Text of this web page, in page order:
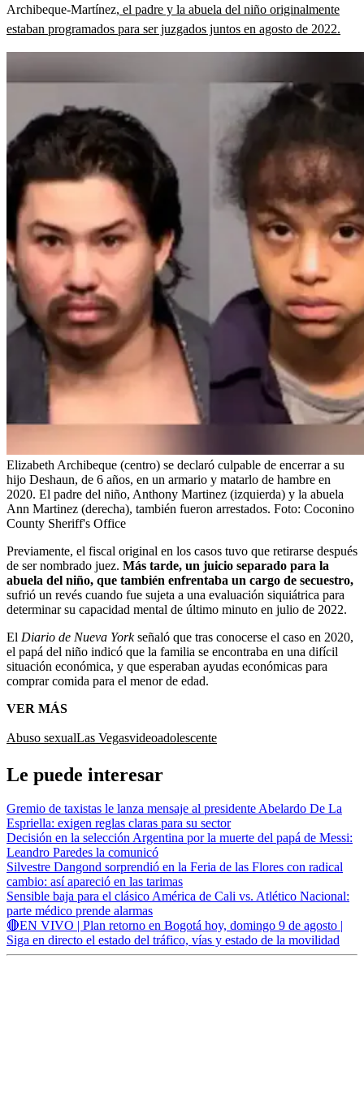
Archibeque-Martínez, el padre y la abuela del niño originalmente
estaban programados para ser juzgados juntos en agosto de 2022.
Elizabeth Archibeque (centro) se declaró culpable de encerrar a su
hijo Deshaun, de 6 años, en un armario y matarlo de hambre en
2020. El padre del niño, Anthony Martinez (izquierda) y la abuela
Ann Martinez (derecha), también fueron arrestados. Foto: Coconino
County Sheriff's Office
Previamente, el fiscal original en los casos tuvo que retirarse después
de ser nombrado juez. Más tarde, un juicio separado para la
abuela del niño, que también enfrentaba un cargo de secuestro,
sufrió un revés cuando fue sujeta a una evaluación siquiátrica para
determinar su capacidad mental de último minuto en julio de 2022.
El Diario de Nueva Yorkseñaló que tras conocerse el caso en 2020,
el papá del niño indicó que la familia se encontraba en una difícil
situación económica, y que esperaban ayudas económicas para
comprar comida para el menor de edad.
VER MÁS
Abuso sexualLas Vegasvideoadolescente
Le puede interesar
Gremio de taxistas le lanza mensaje al presidente Abelardo De La
Espriella: exigen reglas claras para su sector
Decisión en la selección Argentina por la muerte del papá de Messi:
Leandro Paredes la comunicó
Silvestre Dangond sorprendió en la Feria de las Flores con radical
cambio: así apareció en las tarimas
Sensible baja para el clásico América de Cali vs. Atlético Nacional:
parte médico prende alarmas
🔴EN VIVO | Plan retorno en Bogotá hoy, domingo 9 de agosto |
Siga en directo el estado del tráfico, vías y estado de la movilidad